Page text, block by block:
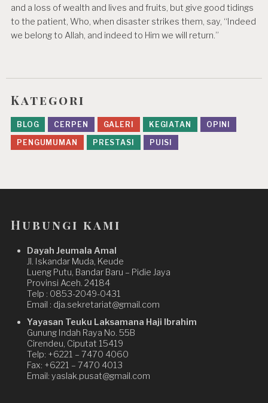
and a loss of wealth and lives and fruits, but give good tidings
to the patient, Who, when disaster strikes them, say, “Indeed
we belong to Allah, and indeed to Him we will return.”
Kategori
BLOG CERPEN GALERI KEGIATAN
OPINI
PENGUMUMAN
PRESTASI PUISI
Hubungi kami
Dayah Jeumala Amal
Jl. Iskandar Muda, Keude
Lueng Putu, Bandar Baru – Pidie Jaya
Provinsi Aceh. 24184
Telp : 0853-2049-0431
Email : dja.sekretariat@gmail.com
Yayasan Teuku Laksamana Haji Ibrahim
Gunung Indah Raya No. 55B
Cirendeu, Ciputat 15419
Telp: +6221 – 7470 4060
Fax: +6221 – 7470 4013
Email: yaslak.pusat@gmail.com